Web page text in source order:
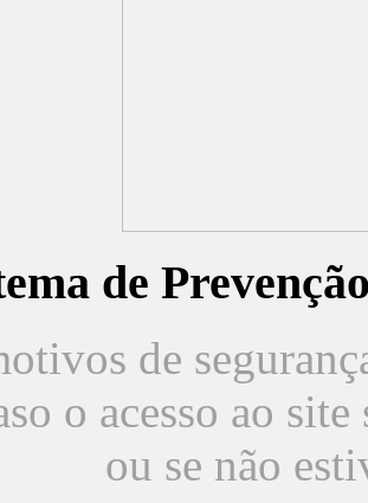
de
de
o acesso ao
ou se não